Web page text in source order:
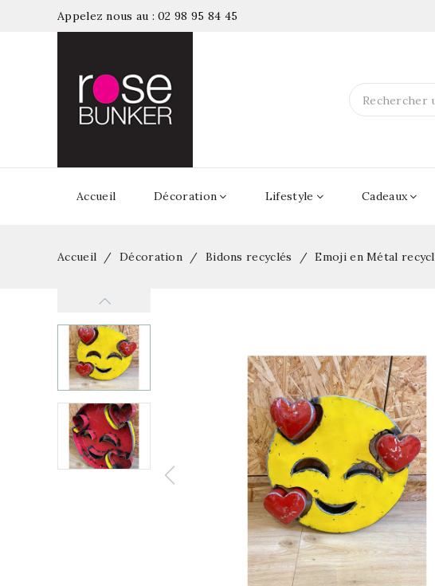
Appelez nous au : 02 98 95 84 45
Accueil Décoration Lifestyle Cadeaux
Accueil Décoration Bidons recyclés Emoji en Métal